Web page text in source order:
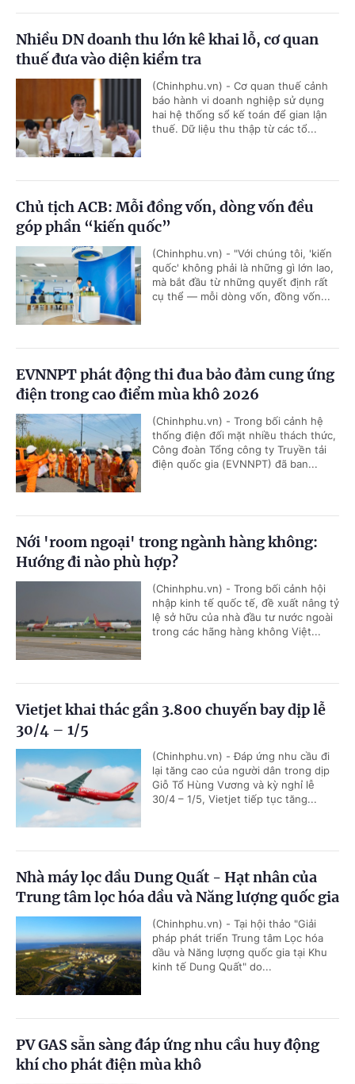
Nhiều DN doanh thu lớn kê khai lỗ, cơ quan
thuế đưa vào diện kiểm tra
(Chinhphu.vn) - Cơ quan thuế cảnh
báo hành vi doanh nghiệp sử dụng
hai hệ thống sổ kế toán để gian lận
thuế. Dữ liệu thu thập từ các tổ...
Chủ tịch ACB: Mỗi đồng vốn, dòng vốn đều
góp phần “kiến quốc”
(Chinhphu.vn) - "Với chúng tôi, 'kiến
quốc' không phải là những gì lớn lao,
mà bắt đầu từ những quyết định rất
cụ thể — mỗi dòng vốn, đồng vốn...
EVNNPT phát động thi đua bảo đảm cung ứng
điện trong cao điểm mùa khô 2026
(Chinhphu.vn) - Trong bối cảnh hệ
thống điện đối mặt nhiều thách thức,
Công đoàn Tổng công ty Truyền tải
điện quốc gia (EVNNPT) đã ban...
Nới 'room ngoại' trong ngành hàng không:
Hướng đi nào phù hợp?
(Chinhphu.vn) - Trong bối cảnh hội
nhập kinh tế quốc tế, đề xuất nâng tỷ
lệ sở hữu của nhà đầu tư nước ngoài
trong các hãng hàng không Việt...
Vietjet khai thác gần 3.800 chuyến bay dịp lễ
30/4 – 1/5
(Chinhphu.vn) - Đáp ứng nhu cầu đi
lại tăng cao của người dân trong dịp
Giỗ Tổ Hùng Vương và kỳ nghỉ lễ
30/4 – 1/5, Vietjet tiếp tục tăng...
Nhà máy lọc dầu Dung Quất - Hạt nhân của
Trung tâm lọc hóa dầu và Năng lượng quốc gia
(Chinhphu.vn) - Tại hội thảo "Giải
pháp phát triển Trung tâm Lọc hóa
dầu và Năng lượng quốc gia tại Khu
kinh tế Dung Quất" do...
PV GAS sẵn sàng đáp ứng nhu cầu huy động
khí cho phát điện mùa khô